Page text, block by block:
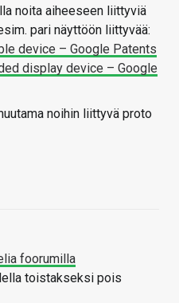
noita aiheeseen liittyviä
pari näyttöön liittyvää:
device – Google Patents
display device – Google
noihin liittyvä proto
foorumilla
toistakseksi pois